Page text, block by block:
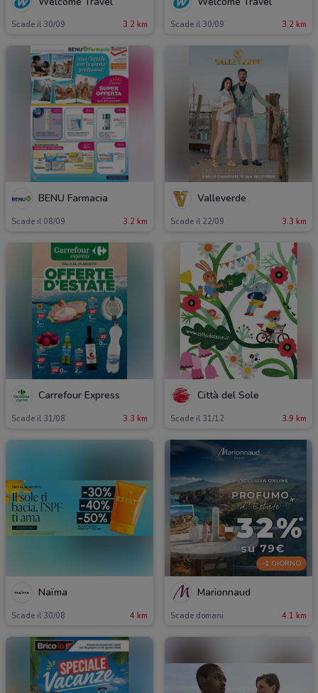
Scade il 30/09 3.2 km Scade il 30/09 3.2 km
BENU Farmacia
Scade il 08/09 3.2 km
Valleverde
Scade il 22/09 3.3 km
Carrefour Express
Scade il 31/08 3.3 km
Città del Sole
Scade il 31/12 3.9 km
Naïma
Scade il 30/08 4 km
-1 GIORNO
Marionnaud
Scade domani 4.1 km